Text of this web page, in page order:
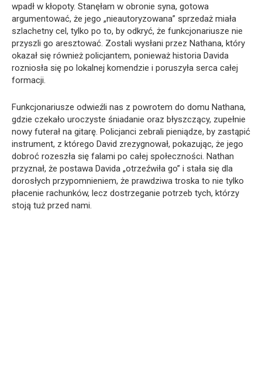
wpadł w kłopoty. Stanęłam w obronie syna, gotowa
argumentować, że jego „nieautoryzowana” sprzedaż miała
szlachetny cel, tylko po to, by odkryć, że funkcjonariusze nie
przyszli go aresztować. Zostali wysłani przez Nathana, który
okazał się również policjantem, ponieważ historia Davida
rozniosła się po lokalnej komendzie i poruszyła serca całej
formacji.
Funkcjonariusze odwieźli nas z powrotem do domu Nathana,
gdzie czekało uroczyste śniadanie oraz błyszczący, zupełnie
nowy futerał na gitarę. Policjanci zebrali pieniądze, by zastąpić
instrument, z którego David zrezygnował, pokazując, że jego
dobroć rozeszła się falami po całej społeczności. Nathan
przyznał, że postawa Davida „otrzeźwiła go” i stała się dla
dorosłych przypomnieniem, że prawdziwa troska to nie tylko
płacenie rachunków, lecz dostrzeganie potrzeb tych, którzy
stoją tuż przed nami.